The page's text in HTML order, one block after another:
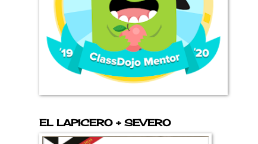
EL LAPICERO + SEVERO